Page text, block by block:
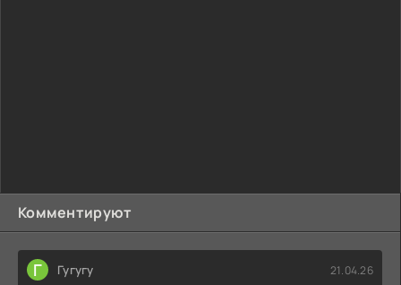
Комментируют
Г Гугугу 21.04.26